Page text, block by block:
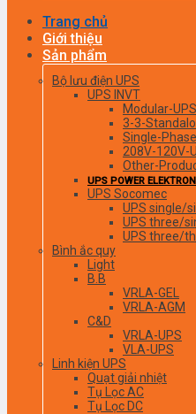
Trang chủ
Giới thiệu
Sản phẩm
Bộ lưu điện UPS
UPS INVT
Modular-UPS
3-3-
Single-
208V-120V-
Other-
UPS POWER
UPS Socomec
UPS single/
UPS three/
UPS three/
Bình ắc quy
Light
B.B
VRLA-GEL
VRLA-AGM
C&D
VRLA-UPS
VLA-UPS
Linh kiện UPS
Quạt giải nhiệt
Tụ Lọc AC
Tụ Lọc DC